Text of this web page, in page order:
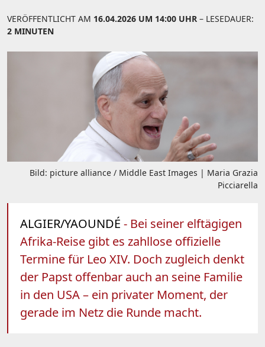
VERÖFFENTLICHT AM 16.04.2026 UM 14:00 UHR – LESEDAUER:
2 MINUTEN
Bild: picture alliance / Middle East Images | Maria Grazia
Picciarella
ALGIER/YAOUNDÉ - Bei seiner elftägigen
Afrika-Reise gibt es zahllose offizielle
Termine für Leo XIV. Doch zugleich denkt
der Papst offenbar auch an seine Familie
in den USA – ein privater Moment, der
gerade im Netz die Runde macht.